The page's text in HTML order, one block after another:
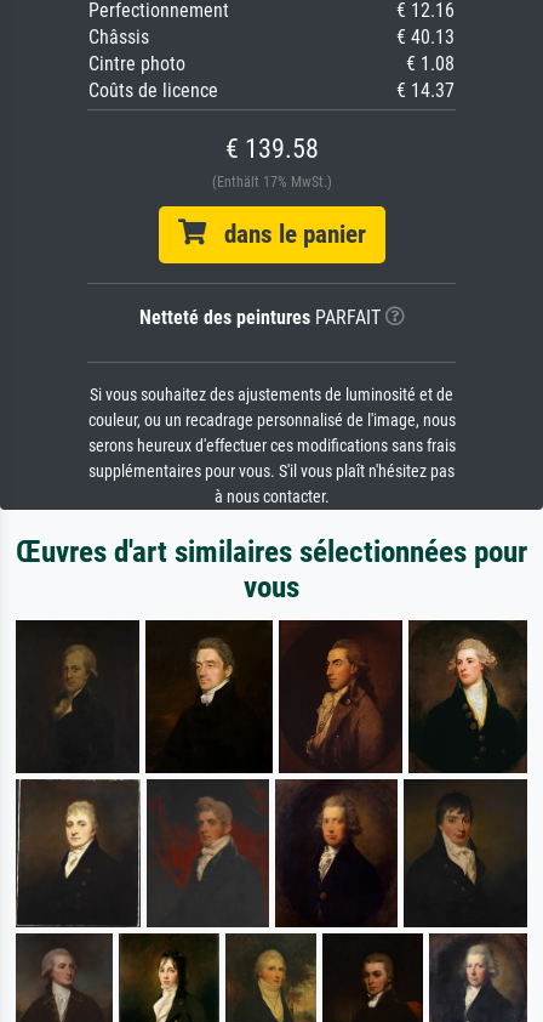
Perfectionnement
€ 12.16
Châssis
€ 40.13
Cintre photo
€ 1.08
Coûts de licence
€ 14.37
€ 139.58
(Enthält 17% MwSt.)
dans le panier
Netteté des peinturesPARFAIT
Si vous souhaitez des ajustements de luminosité et de
couleur, ou un recadrage personnalisé de l'image, nous
serons heureux d'effectuer ces modifications sans frais
supplémentaires pour vous. S'il vous plaît n'hésitez pas
à nous contacter.
Œuvres d'art similaires sélectionnées pour
vous